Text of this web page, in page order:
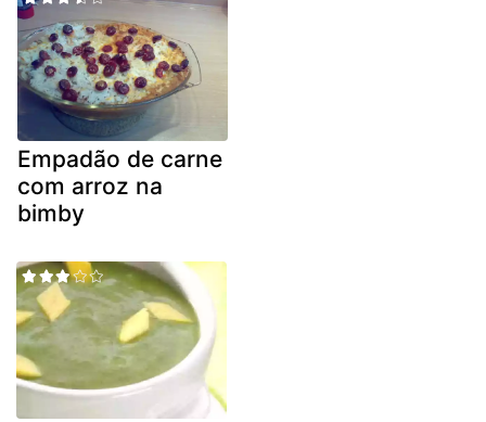
Empadão de carne
com arroz na
bimby